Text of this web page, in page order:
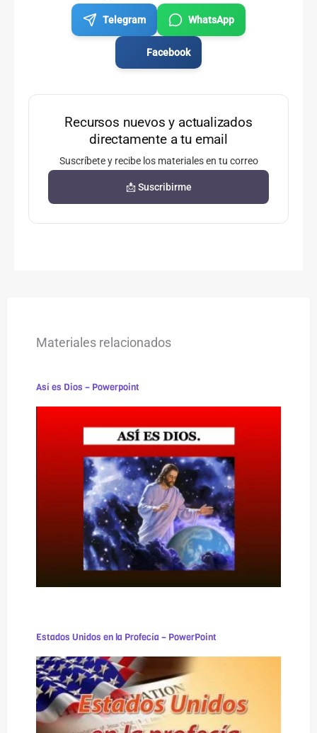
Telegram WhatsApp
Facebook
Recursos nuevos y actualizados
directamente a tu email
Suscríbete y recibe los materiales en tu correo
📩 Suscribirme
Materiales relacionados
Así es Dios – Powerpoint
Estados Unidos en la Profecía – PowerPoint